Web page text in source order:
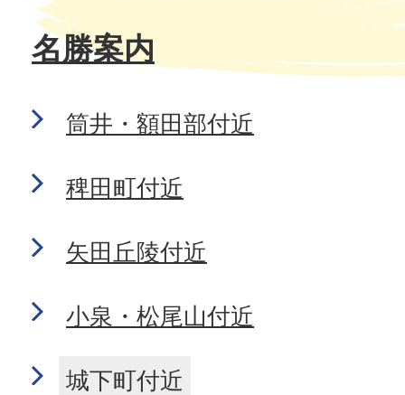
名勝案内
筒井・額田部付近
稗田町付近
矢田丘陵付近
小泉・松尾山付近
城下町付近